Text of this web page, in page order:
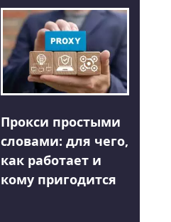
Прокси простыми
словами: для чего,
как работает и
кому пригодится